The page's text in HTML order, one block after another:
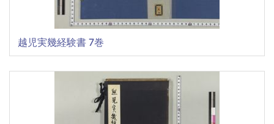
越児実幾経験書 7巻